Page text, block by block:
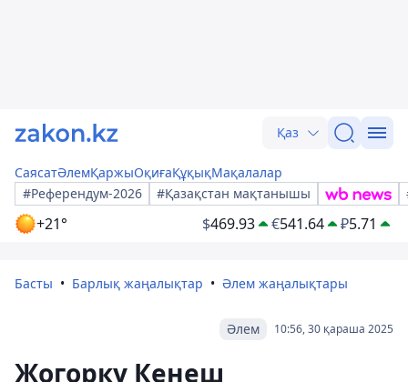
Қаз
СаясатӘлемҚаржыОқиғаҚұқықМақалалар
#Референдум-2026
#Қазақстан мақтанышы
+21° $469.93 €541.64 ₽5.71
Басты Барлық жаңалықтар Әлем жаңалықтары
10:56, 30 қараша 2025
Әлем
Жогорку Кенеш